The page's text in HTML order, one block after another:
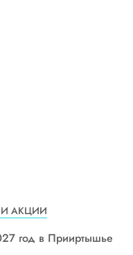
АКЦИИ
год в Прииртышье